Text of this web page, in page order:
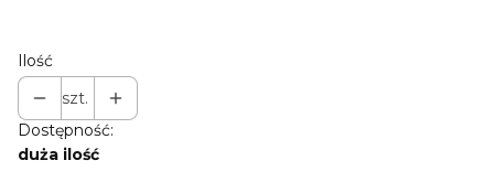
Ilość
szt.
Dostępność:
duża ilość